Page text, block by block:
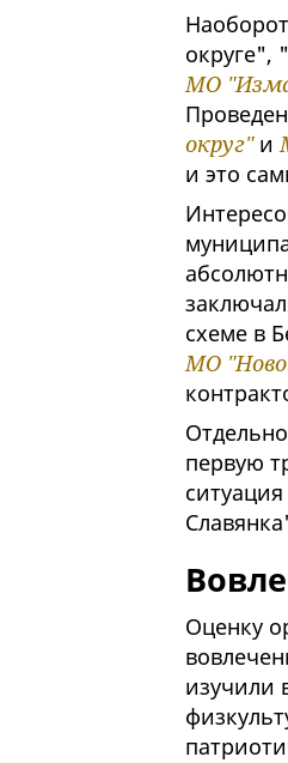
округе",
МО
округ"и
и это
схеме в
МО
первую
Оценку
изучили